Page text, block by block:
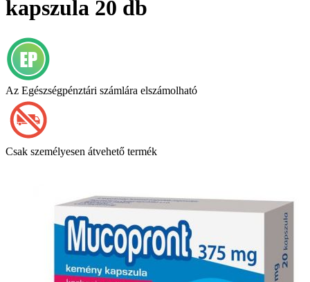
kapszula 20 db
Az Egészségpénztári számlára elszámolható
Csak személyesen átvehető termék